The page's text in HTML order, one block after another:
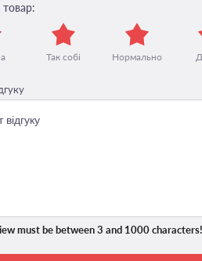
товар:
Так собі Нормально
must be between 3 and 1000 characters!